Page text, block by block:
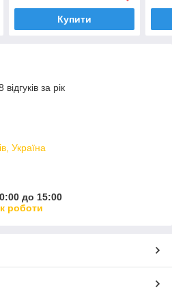
Купити
за рік
Україна
до 15:00
роботи